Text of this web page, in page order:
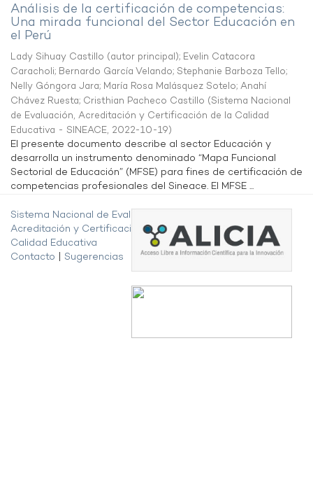
Análisis de la certificación de competencias:
Una mirada funcional del Sector Educación en
el Perú
Lady Sihuay Castillo (autor principal); Evelin Catacora
Caracholi; Bernardo García Velando; Stephanie Barboza Tello;
Nelly Góngora Jara; María Rosa Malásquez Sotelo; Anahí
Chávez Ruesta; Cristhian Pacheco Castillo (Sistema Nacional
de Evaluación, Acreditación y Certificación de la Calidad
Educativa - SINEACE, 2022-10-19)
El presente documento describe al sector Educación y
desarrolla un instrumento denominado “Mapa Funcional
Sectorial de Educación” (MFSE) para fines de certificación de
competencias profesionales del Sineace. El MFSE ...
Sistema Nacional de Evaluación,
Acreditación y Certificación de la
Calidad Educativa
Contacto
Sugerencias